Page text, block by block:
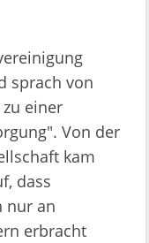
sprach von
einer
Von der
kam
dass
nur an
erbracht